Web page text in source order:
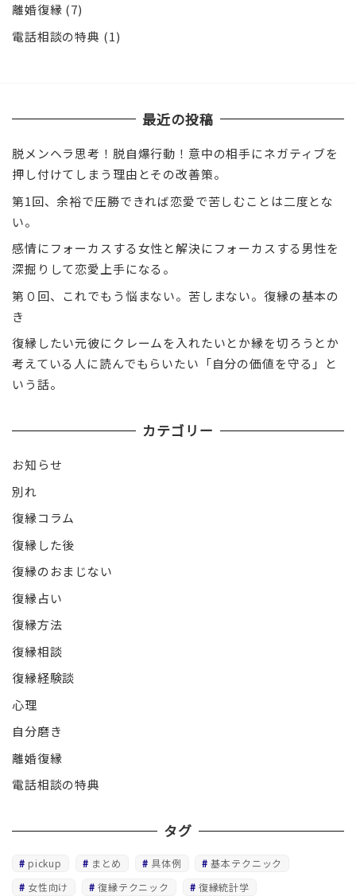
離婚復縁 (7)
電話相談の特典 (1)
最近の投稿
脱メンヘラ思考！脱自爆行動！意中の相手にネガティブを
押し付けてしまう理由とその改善策。
第1回、余裕で圧勝できれば恋愛で苦しむことは二度とな
い。
感情にフォーカスする女性と解決にフォーカスする男性を
深掘りして恋愛上手になる。
第０回、これでもう悩まない。苦しまない。復縁の基本の
き
復縁したい元彼にクレームを入れたいとか縁を切ろうとか
考えている人に読んでもらいたい「自分の価値を守る」と
いう話。
カテゴリー
お知らせ
別れ
復縁コラム
復縁した後
復縁のおまじない
復縁占い
復縁方法
復縁相談
復縁経験談
心理
自分磨き
離婚復縁
電話相談の特典
タグ
pickup まとめ 具体例
基本テクニック
女性向け
復縁テクニック 復縁統計学